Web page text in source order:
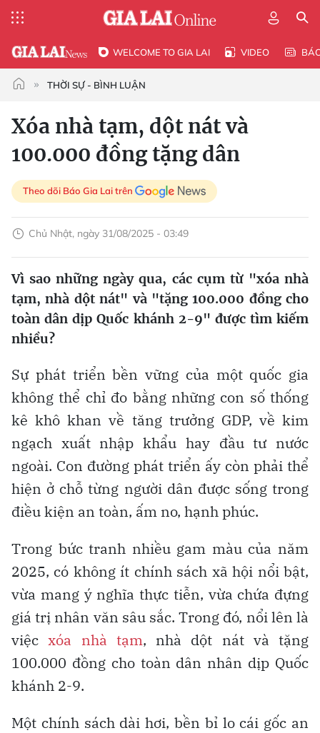
WELCOME TO GIA LAI VIDEO
THỜI SỰ - BÌNH LUẬN
Xóa nhà tạm, dột nát và
100.000 đồng tặng dân
Theo dõi Báo Gia Lai trên
Chủ Nhật, ngày 31/08/2025 - 03:49
Vì sao những ngày qua, các cụm từ "xóa nhà
tạm, nhà dột nát" và "tặng 100.000 đồng cho
toàn dân dịp Quốc khánh 2-9" được tìm kiếm
nhiều?
Sự phát triển bền vững của một quốc gia
không thể chỉ đo bằng những con số thống
kê khô khan về tăng trưởng GDP, về kim
ngạch xuất nhập khẩu hay đầu tư nước
ngoài. Con đường phát triển ấy còn phải thể
hiện ở chỗ từng người dân được sống trong
điều kiện an toàn, ấm no, hạnh phúc.
Trong bức tranh nhiều gam màu của năm
2025, có không ít chính sách xã hội nổi bật,
vừa mang ý nghĩa thực tiễn, vừa chứa đựng
giá trị nhân văn sâu sắc. Trong đó, nổi lên là
việcxóa nhà tạm, nhà dột nát và tặng
100.000 đồng cho toàn dân nhân dịp Quốc
khánh 2-9.
Một chính sách dài hơi, bền bỉ lo cái gốc an